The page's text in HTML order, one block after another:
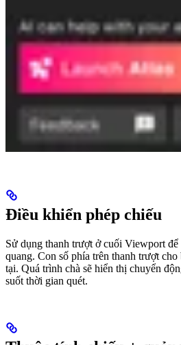
Điều khiển phép chiếu
Sử dụng thanh trượt ở cuối Viewport
quang. Con số phía trên thanh trượt
tại. Quá trình chà sẽ hiển thị chuyển
suốt thời gian quét.